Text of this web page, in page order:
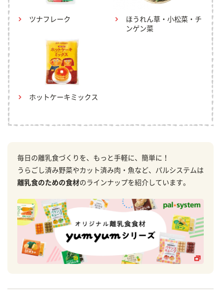
ツナフレーク
ほうれん草・小松菜・チ
ンゲン菜
ホットケーキミックス
毎日の離乳食づくりを、もっと手軽に、簡単に！
うらごし済み野菜やカット済み肉・魚など、パルシステムは
離乳食のための食材のラインナップを紹介しています。